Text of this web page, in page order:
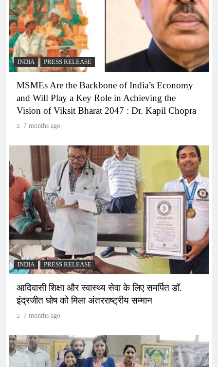
INDIA PRESS RELEASE
MSMEs Are the Backbone of India’s Economy
and Will Play a Key Role in Achieving the
Vision of Viksit Bharat 2047 : Dr. Kapil Chopra
7 months ago
INDIA PRESS RELEASE
आदिवासी शिक्षा और स्वास्थ्य सेवा के लिए समर्पित डॉ.
इंद्रजीत घोष को मिला अंतरराष्ट्रीय सम्मान
7 months ago